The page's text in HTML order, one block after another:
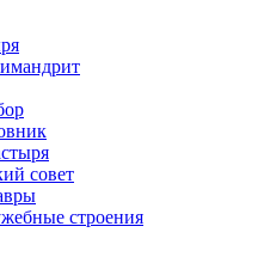
совет
строения